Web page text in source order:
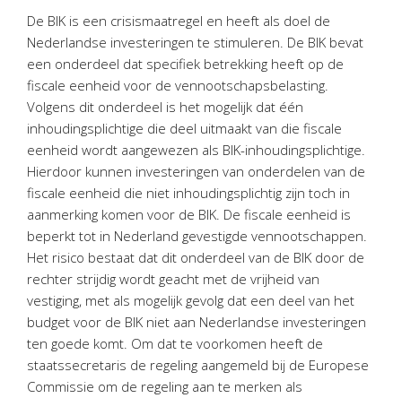
Bedrijfseconomisch advies
Belastingadvies Purmerend
Online boekhouden
Nieuws&informatie
Nieuwsbrief
Nieuwsoverzicht
Handige links
Downloads
Contact
AvantiOnline
De BIK is een crisismaatregel en heeft als doel de
Nederlandse investeringen te stimuleren. De BIK bevat
een onderdeel dat specifiek betrekking heeft op de
fiscale eenheid voor de vennootschapsbelasting.
Volgens dit onderdeel is het mogelijk dat één
inhoudingsplichtige die deel uitmaakt van die fiscale
eenheid wordt aangewezen als BIK-inhoudingsplichtige.
Hierdoor kunnen investeringen van onderdelen van de
fiscale eenheid die niet inhoudingsplichtig zijn toch in
aanmerking komen voor de BIK. De fiscale eenheid is
beperkt tot in Nederland gevestigde vennootschappen.
Het risico bestaat dat dit onderdeel van de BIK door de
rechter strijdig wordt geacht met de vrijheid van
vestiging, met als mogelijk gevolg dat een deel van het
budget voor de BIK niet aan Nederlandse investeringen
ten goede komt. Om dat te voorkomen heeft de
staatssecretaris de regeling aangemeld bij de Europese
Commissie om de regeling aan te merken als